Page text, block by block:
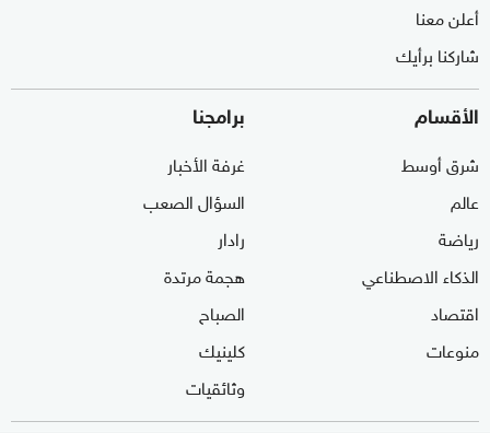
أعلن معنا
شاركنا برأيك
الأقسام
شرق أوسط
عالم
رياضة
الذكاء الاصطناعي
اقتصاد
منوعات
برامجنا
غرفة الأخبار
السؤال الصعب
رادار
هجمة مرتدة
الصباح
كلينيك
وثائقيات